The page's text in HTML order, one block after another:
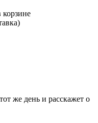
же день и расскажет о